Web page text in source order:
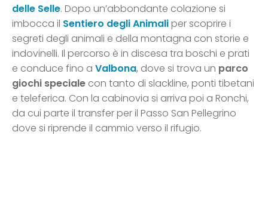
delle Selle. Dopo un’abbondante colazione si
imbocca il Sentiero degli Animaliper scoprire i
segreti degli animali e della montagna con storie e
indovinelli. Il percorso è in discesa tra boschi e prati
e conduce fino a Valbona, dove si trova un parco
giochi speciale con tanto di slackline, ponti tibetani
e teleferica. Con la cabinovia si arriva poi a Ronchi,
da cui parte il transfer per il Passo San Pellegrino
dove si riprende il cammio verso il rifugio.